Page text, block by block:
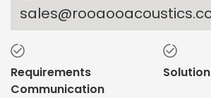
Requirements
Communication